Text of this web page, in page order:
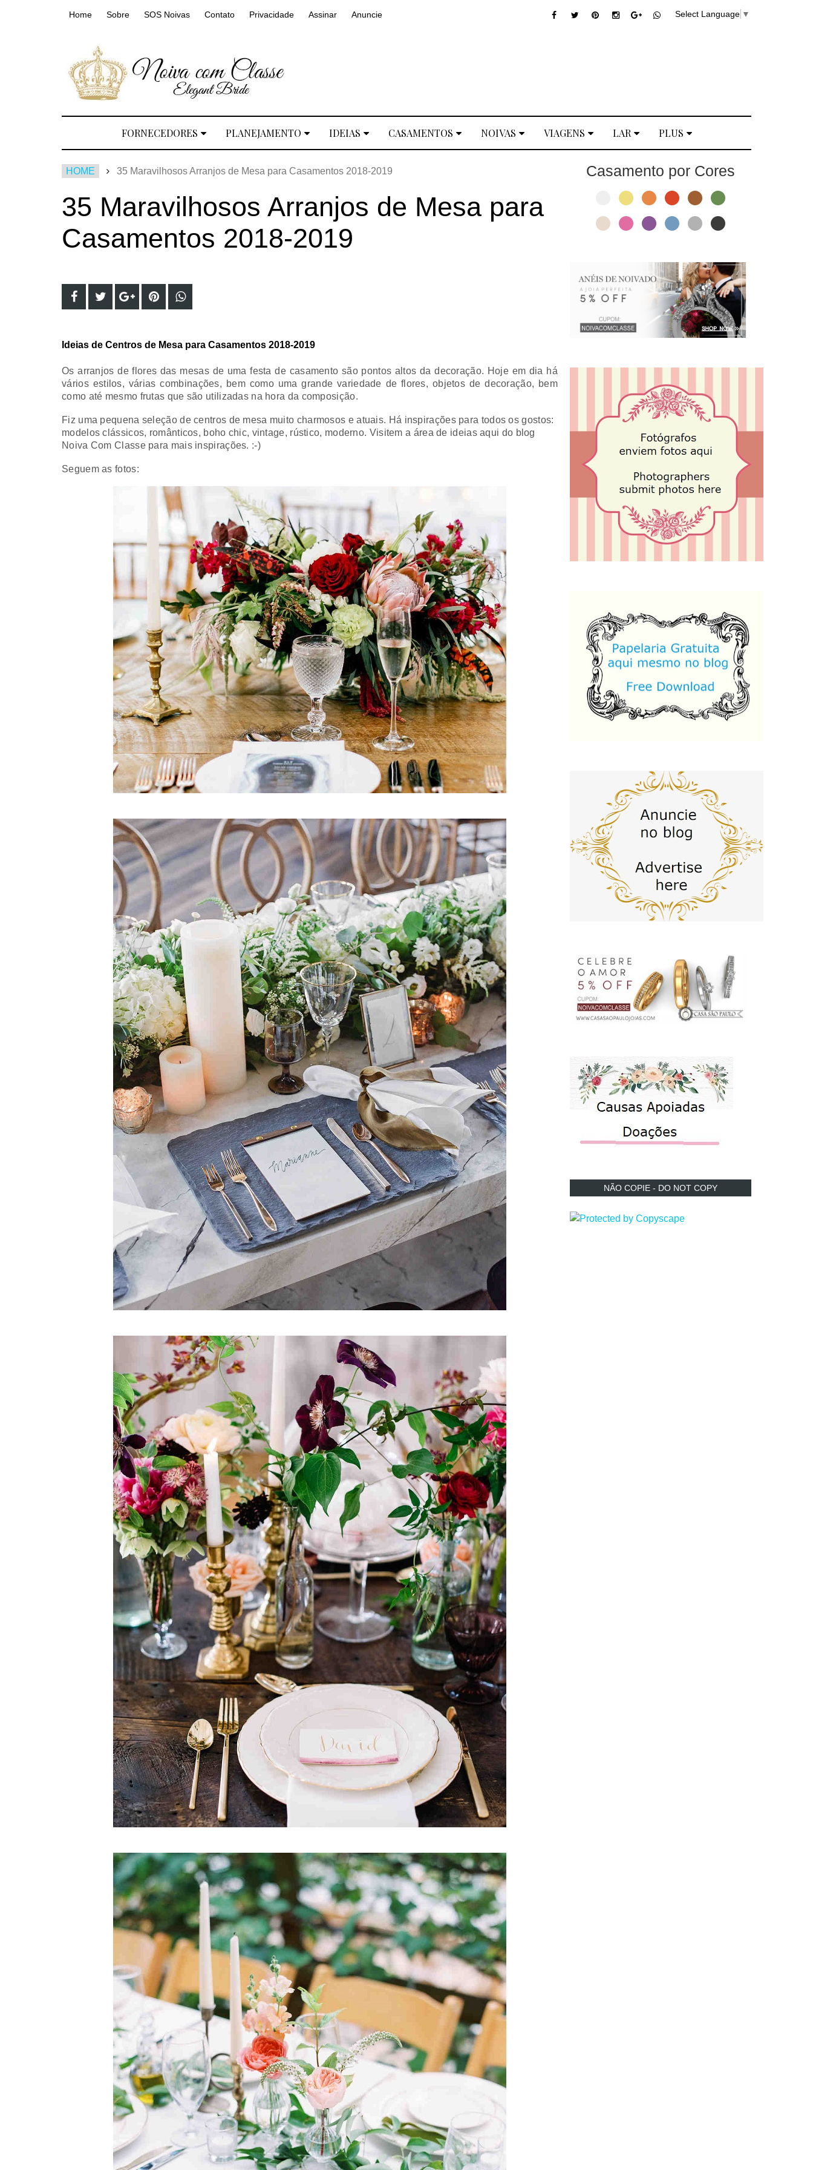
Home Sobre SOS Noivas Contato Privacidade Assinar Anuncie Select Language ▼
FORNECEDORES PLANEJAMENTO IDEIAS CASAMENTOS NOIVAS VIAGENS LAR PLUS
HOME 35 Maravilhosos Arranjos de Mesa para Casamentos 2018-2019
35 Maravilhosos Arranjos de Mesa para
Casamentos 2018-2019
Ideias de Centros de Mesa para Casamentos 2018-2019
Os arranjos de flores das mesas de uma festa de casamento são pontos altos da decoração. Hoje em dia há
vários estilos, várias combinações, bem como uma grande variedade de flores, objetos de decoração, bem
como até mesmo frutas que são utilizadas na hora da composição.
Fiz uma pequena seleção de centros de mesa muito charmosos e atuais. Há inspirações para todos os gostos:
modelos clássicos, românticos, boho chic, vintage, rústico, moderno. Visitem a área de ideias aqui do blog
Noiva Com Classe para mais inspirações. :-)
Seguem as fotos:
Casamento por Cores
NÃO COPIE - DO NOT COPY